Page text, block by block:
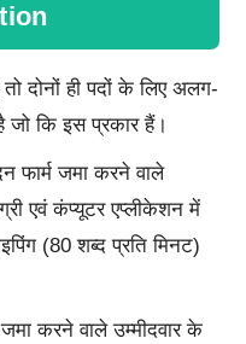
दोनों ही पदों के लिए अलग-
जो कि इस प्रकार हैं।
फार्म जमा करने वाले
एवं कंप्यूटर एप्लीकेशन में
(80 शब्द प्रति मिनट)
करने वाले उम्मीदवार के